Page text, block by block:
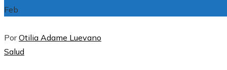
Feb
PorOtilia Adame Luevano
Salud